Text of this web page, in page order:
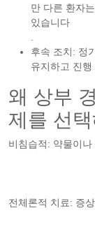
만 다른 환자
있습니다
.
후속 조치: 정
유지하고 진
왜 상부
제를 선
비침습적: 약물이
전체론적 치료: 증